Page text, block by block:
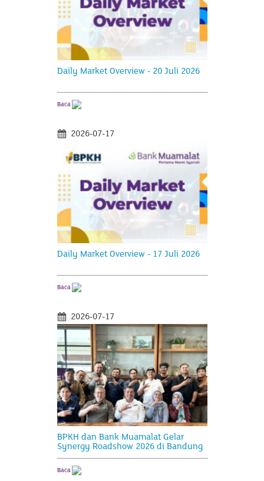
Daily Market Overview - 20 Juli 2026
Baca
2026-07-17
Daily Market Overview - 17 Juli 2026
Baca
2026-07-17
BPKH dan Bank Muamalat Gelar
Synergy Roadshow 2026 di Bandung
Baca